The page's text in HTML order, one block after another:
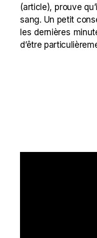
(article), prouve
sang. Un petit
les dernières
d’être